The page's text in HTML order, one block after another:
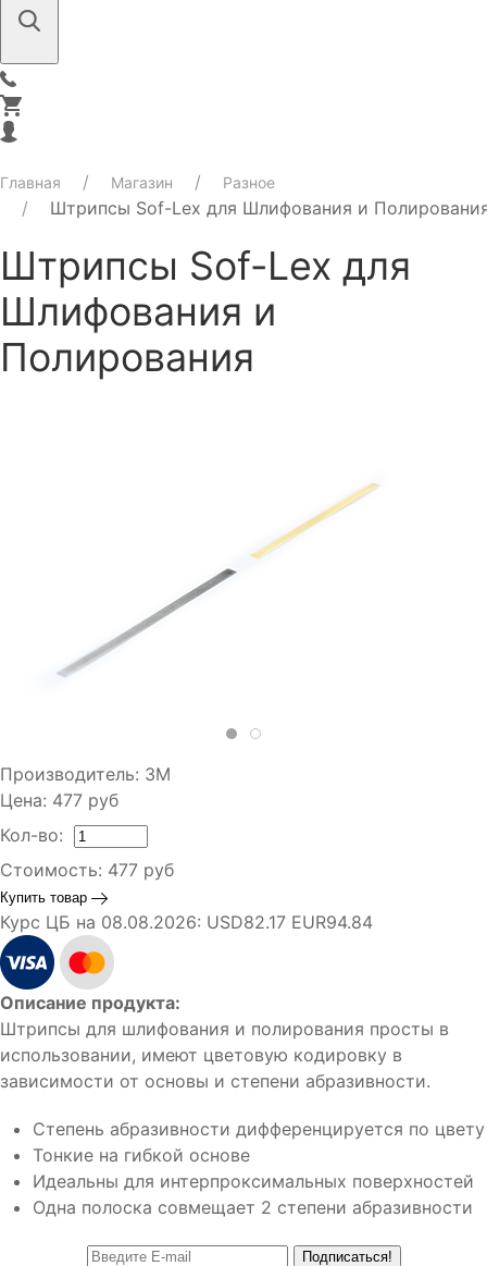
Главная Магазин Разное
Штрипсы Sof-Lex для Шлифования и
Штрипсы Sof-Lex для
Шлифования и
Полирования
Производитель: 3M
Цена: 477 руб
Кол-во:
Стоимость: 477 руб
Купить товар
Курс ЦБ на 08.08.2026: USD82.17 EUR94.84
Описание продукта:
Штрипсы для шлифования и полирования просты в
использовании, имеют цветовую кодировку в
зависимости от основы и степени абразивности.
Степень абразивности дифференцируется по цвету
Тонкие на гибкой основе
Идеальны для интерпроксимальных поверхностей
Одна полоска совмещает 2 степени абразивности
Подписаться!